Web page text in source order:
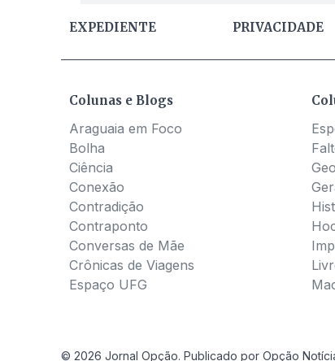
EXPEDIENTE PRIVACIDADE
Colunas e Blogs
Araguaia em Foco
Bolha
Ciência
Conexão
Contradição
Contraponto
Conversas de Mãe
Crônicas de Viagens
Espaço UFG
© 2026 Jornal Opção. Publicado por Opção